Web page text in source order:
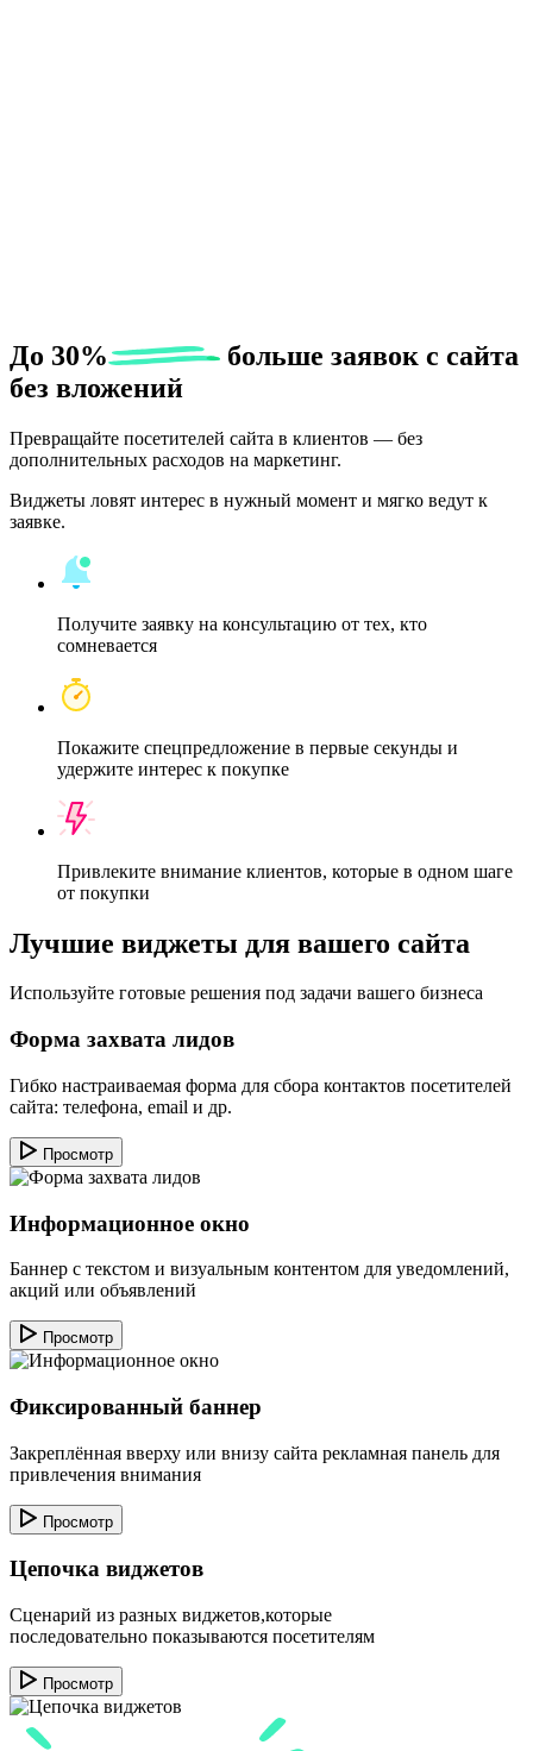
До 30%
больше заявок с сайта
без вложений
Превращайте посетителей сайта в клиентов — без
дополнительных расходов на маркетинг.
Виджеты ловят интерес в нужный момент и мягко ведут к
заявке.
Получите заявку на консультацию от тех, кто
сомневается
Покажите спецпредложение в первые секунды и
удержите интерес к покупке
Привлеките внимание клиентов, которые в одном шаге
от покупки
Лучшие виджеты для вашего сайта
Используйте готовые решения под задачи вашего бизнеса
Форма захвата лидов
Гибко настраиваемая форма для сбора контактов посетителей
сайта: телефона, email и др.
Просмотр
Информационное окно
Баннер с текстом и визуальным контентом для уведомлений,
акций или объявлений
Просмотр
Фиксированный баннер
Закреплённая вверху или внизу сайта рекламная панель для
привлечения внимания
Просмотр
Цепочка виджетов
Сценарий из разных виджетов,которые
последовательно показываются посетителям
Просмотр